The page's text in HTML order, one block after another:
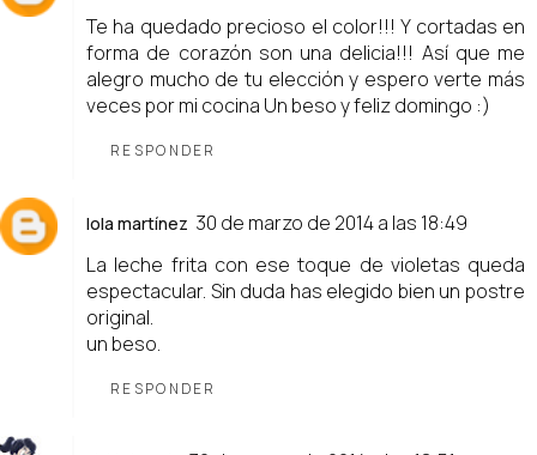
Te ha quedado precioso el color!!! Y cortadas en
forma de corazón son una delicia!!! Así que me
alegro mucho de tu elección y espero verte más
veces por mi cocina Un beso y feliz domingo :)
RESPONDER
lola martínez 30 de marzo de 2014 a las 18:49
La leche frita con ese toque de violetas queda
espectacular. Sin duda has elegido bien un postre
original.
un beso.
RESPONDER